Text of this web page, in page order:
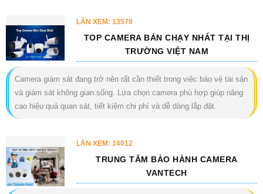
LẦN XEM: 13579
TOP CAMERA BÁN CHẠY NHẤT TẠI THỊ
TRƯỜNG VIỆT NAM
Camera giám sát đang trở nên rất cần thiết trong việc bảo vệ tài sản
và giám sát không gian sống. Lựa chọn camera phù hợp giúp nâng
cao hiệu quả quan sát, tiết kiệm chi phí và dễ dàng lắp đặt.
LẦN XEM: 14012
TRUNG TÂM BẢO HÀNH CAMERA
VANTECH